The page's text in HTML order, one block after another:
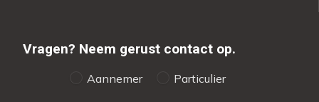
Vragen? Neem gerust contact op.
Aannemer Particulier